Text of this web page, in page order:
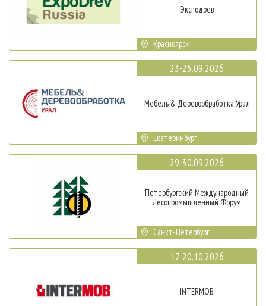
Эксподрев
Красноярск
23-25.09.2026
Мебель & Деревообработка Урал
Екатеринбург
29-30.09.2026
Петербургский Международный
Лесопромышленный Форум
Санкт-Петербург
17-20.10.2026
INTERMOB